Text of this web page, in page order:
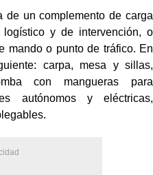
de un complemento de carga
y de intervención, o
mando o punto de tráfico. En
carpa, mesa y sillas,
con mangueras para
autónomos y eléctricas,